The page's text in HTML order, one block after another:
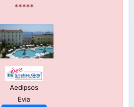
*****
Aedipsos
Evia